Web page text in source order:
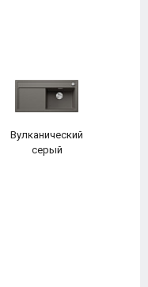
Вулканический
серый